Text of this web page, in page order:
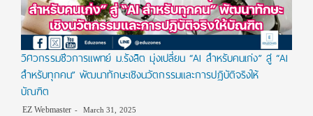
วิศวกรรมชีวการแพทย์ ม.รังสิต มุ่งเปลี่ยน “AI สำหรับคนเก่ง” สู่ “AI
สำหรับทุกคน” พัฒนาทักษะเชิงนวัตกรรมและการปฏิบัติจริงให้
บัณฑิต
EZ Webmaster March 31, 2025